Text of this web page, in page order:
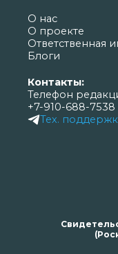
О нас
О проекте
Ответственная
Блоги
Контакты:
Телефон
+7-910-688-7538
Тех.